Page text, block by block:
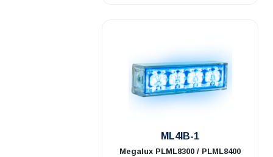
ML4IB-1
Megalux PLML8300 / PLML8400